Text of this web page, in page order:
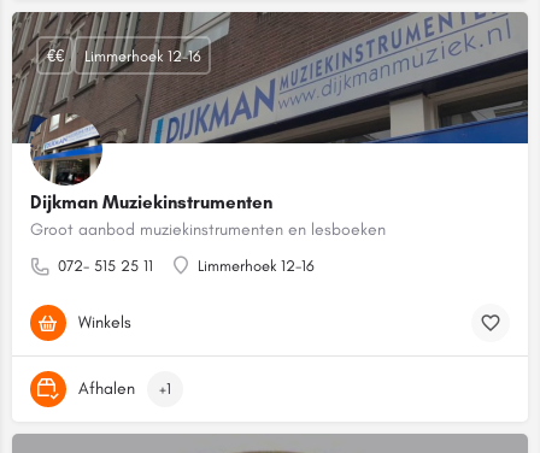
Dijkman Muziekinstrumenten
Groot aanbod muziekinstrumenten en lesboeken
072- 515 25 11 Limmerhoek 12-16
€€ Limmerhoek 12-16
Winkels
Afhalen +1